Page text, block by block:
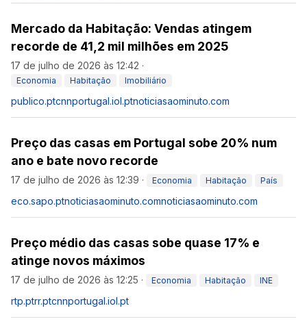
Mercado da Habitação: Vendas atingem
recorde de 41,2 mil milhões em 2025
17 de julho de 2026 às 12:42 ·
Economia Habitação Imobiliário
publico.ptcnnportugal.iol.ptnoticiasaominuto.com
Preço das casas em Portugal sobe 20% num
ano e bate novo recorde
17 de julho de 2026 às 12:39 · Economia Habitação País
eco.sapo.ptnoticiasaominuto.comnoticiasaominuto.com
Preço médio das casas sobe quase 17% e
atinge novos máximos
17 de julho de 2026 às 12:25 · Economia Habitação INE
rtp.ptrr.ptcnnportugal.iol.pt